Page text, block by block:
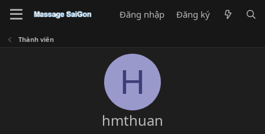
Đăng nhập Đăng ký
Thành viên
H
hmthuan